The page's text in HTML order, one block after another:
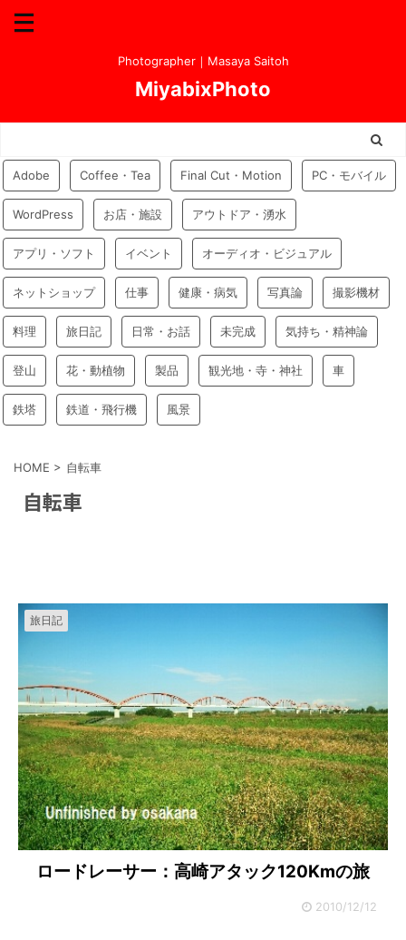
Photographer｜Masaya Saitoh
MiyabixPhoto
Adobe Coffee・Tea Final Cut・Motion PC・モバイル
WordPress お店・施設 アウトドア・湧水
アプリ・ソフト イベント オーディオ・ビジュアル
ネットショップ 仕事 健康・病気 写真論 撮影機材
料理 旅日記 日常・お話 未完成 気持ち・精神論
登山 花・動植物 製品 観光地・寺・神社 車
鉄塔 鉄道・飛行機 風景
HOME > 自転車
自転車
旅日記
ロードレーサー：高崎アタック120Kmの旅
2010/12/12